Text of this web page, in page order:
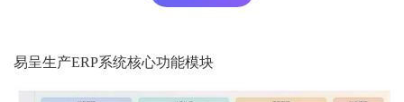
易呈生产ERP系统核心功能模块